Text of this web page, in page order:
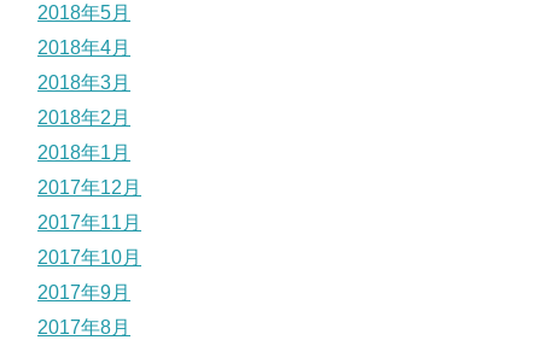
2018年5月
2018年4月
2018年3月
2018年2月
2018年1月
2017年12月
2017年11月
2017年10月
2017年9月
2017年8月